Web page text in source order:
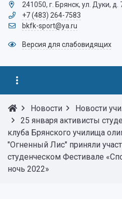
241050, г. Брянск, ул. Дуки, д.
+7 (483) 264-7583
bkfk-sport@ya.ru
Версия для слабовидящих
Новости
Новости
25 января активисты
клуба Брянского училища
"Огненный Лис" приняли
студенческом Фестивале
ночь 2022»